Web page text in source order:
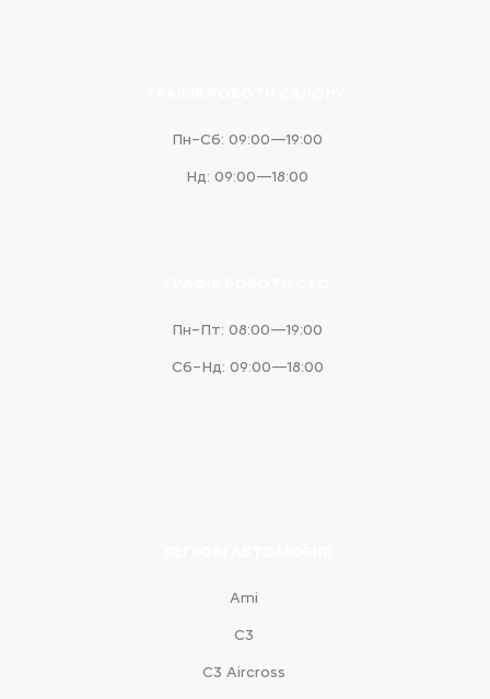
Пн–Сб: 09:00—19:00
Нд: 09:00—18:00
Пн–Пт: 08:00—19:00
Сб–Нд: 09:00—18:00
Ami
С3
С3 Aircross